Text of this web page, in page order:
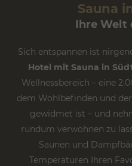
Sauna
Ihre Welt
Sich entspannen ist
Hotel mit Sauna in
Wellnessbereich – eine
dem Wohlbefinden und
gewidmet ist – und
rundum verwöhnen zu
Saunen und
Temperaturen Ihren